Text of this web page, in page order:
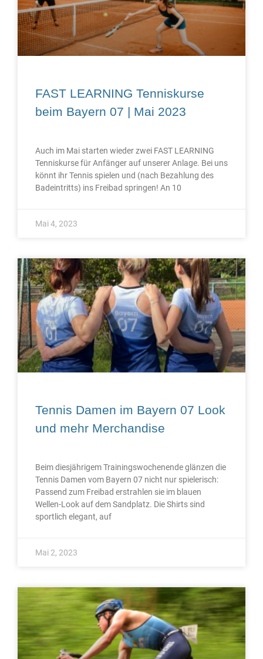
FAST LEARNING Tenniskurse
beim Bayern 07 | Mai 2023
Auch im Mai starten wieder zwei FAST LEARNING
Tenniskurse für Anfänger auf unserer Anlage. Bei uns
könnt ihr Tennis spielen und (nach Bezahlung des
Badeintritts) ins Freibad springen! An 10
Mai 4, 2023
Tennis Damen im Bayern 07 Look
und mehr Merchandise
Beim diesjährigem Trainingswochenende glänzen die
Tennis Damen vom Bayern 07 nicht nur spielerisch:
Passend zum Freibad erstrahlen sie im blauen
Wellen-Look auf dem Sandplatz. Die Shirts sind
sportlich elegant, auf
Mai 2, 2023